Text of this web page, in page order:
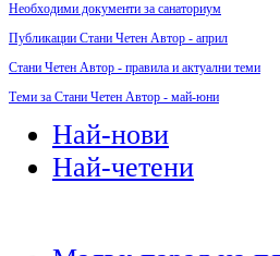
Необходими документи за санаториум
Публикации Стани Четен Автор - април
Стани Четен Автор - правила и актуални теми
Теми за Стани Четен Автор - май-юни
Най-нови
Най-четени